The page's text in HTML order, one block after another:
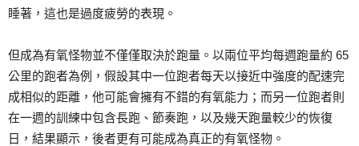
睡著，這也是過度疲勞的表現。
但成為有氧怪物並不僅僅取決於跑量。以兩位平均每週跑量約 65
公里的跑者為例，假設其中一位跑者每天以接近中強度的配速完
成相似的距離，他可能會擁有不錯的有氧能力；而另一位跑者則
在一週的訓練中包含長跑、節奏跑，以及幾天跑量較少的恢復
日，結果顯示，後者更有可能成為真正的有氧怪物。